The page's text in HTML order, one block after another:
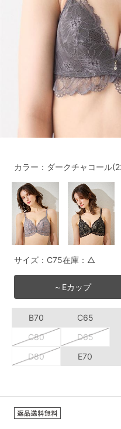
サイズからブラを探す
A65 A70
B70 B75
C70 C75
E65 E70 E75
F65 F70 F75
G65 G75
H70 H75
SS M
L LL
S-CD
M-AB M-EF
L-AB L-CD L-EF
すべての
～999円
2,000～2,999円
4,000円～
セールアイテムから探す
セールアイテム
その他から探す
新着アイテム
カラー：ダークチャコール
サイズ：C75在庫：△
～Eカップ
B70 C65
C80
D65
D80
E70